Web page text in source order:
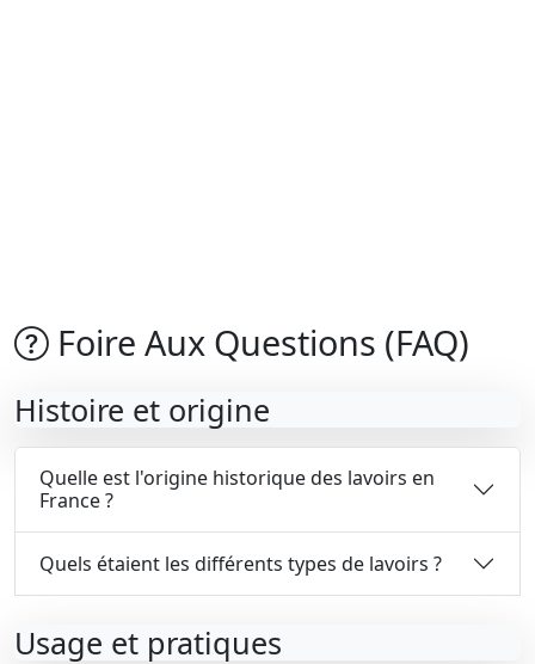
Foire Aux Questions (FAQ)
Histoire et origine
Quelle est l'origine historique des lavoirs en
France ?
Quels étaient les différents types de lavoirs ?
Usage et pratiques